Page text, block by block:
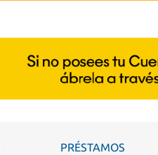
PRÉSTAMOS